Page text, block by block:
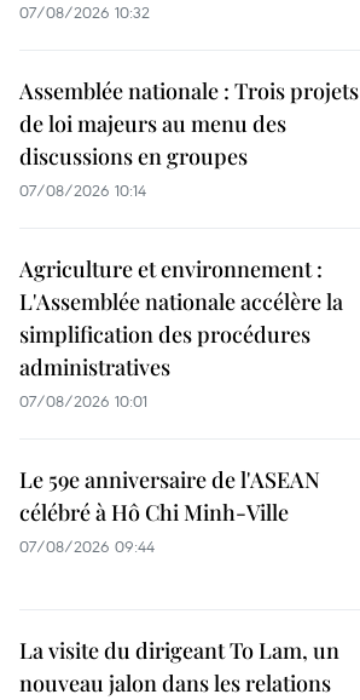
07/08/2026 10:32
Assemblée nationale : Trois projets
de loi majeurs au menu des
discussions en groupes
07/08/2026 10:14
Agriculture et environnement :
L'Assemblée nationale accélère la
simplification des procédures
administratives
07/08/2026 10:01
Le 59e anniversaire de l'ASEAN
célébré à Hô Chi Minh-Ville
07/08/2026 09:44
La visite du dirigeant To Lam, un
nouveau jalon dans les relations